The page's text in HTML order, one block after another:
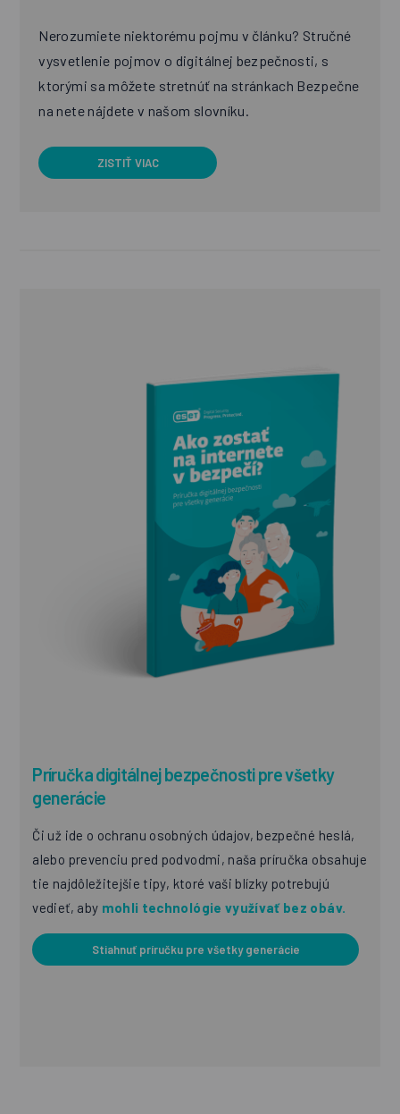
Nerozumiete niektorému pojmu v článku? Stručné
vysvetlenie pojmov o digitálnej bezpečnosti, s
ktorými sa môžete stretnúť na stránkach Bezpečne
na nete nájdete v našom slovníku.
ZISTIŤ VIAC
Príručka digitálnej bezpečnosti pre všetky
generácie
Či už ide o ochranu osobných údajov, bezpečné heslá,
alebo prevenciu pred podvodmi, naša príručka obsahuje
tie najdôležitejšie tipy, ktoré vaši blízky potrebujú
vedieť, aby mohli technológie využívať bez obáv.
Stiahnuť príručku pre všetky generácie